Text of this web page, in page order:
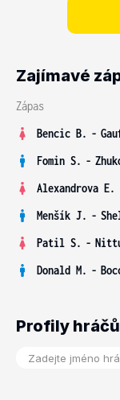
Zajímavé
Zápas
Bencic B. -
Fomin S. -
Alexandrova E.
Menšík J. -
Patil S. -
Donald M. -
Profily hráčů